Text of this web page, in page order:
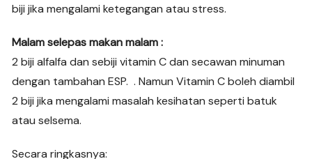
biji jika mengalami ketegangan atau stress.
Malam selepas makan malam :
2 biji alfalfa dan sebiji vitamin C dan secawan minuman
dengan tambahan ESP. . Namun Vitamin C boleh diambil
2 biji jika mengalami masalah kesihatan seperti batuk
atau selsema.
Secara ringkasnya: